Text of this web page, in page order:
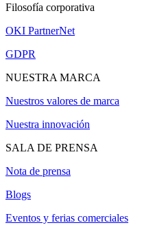
Filosofía corporativa
OKI PartnerNet
GDPR
NUESTRA MARCA
Nuestros valores de marca
Nuestra innovación
SALA DE PRENSA
Nota de prensa
Blogs
Eventos y ferias comerciales